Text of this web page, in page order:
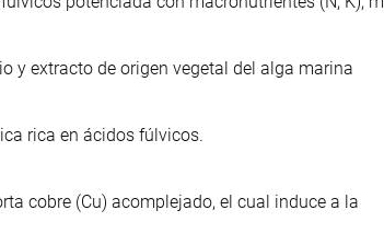
y extracto de origen vegetal del alga marina
rica en ácidos fúlvicos.
cobre (Cu) acomplejado, el cual induce a la